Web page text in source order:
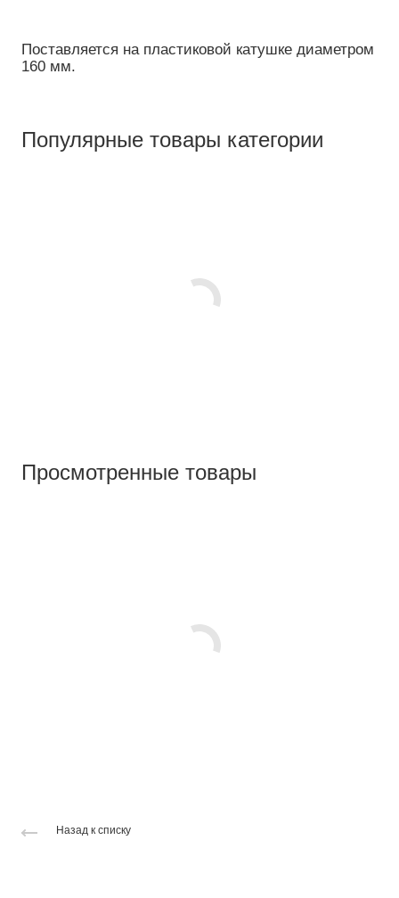
Поставляется на пластиковой катушке диаметром
160 мм.
Популярные товары категории
Просмотренные товары
Назад к списку